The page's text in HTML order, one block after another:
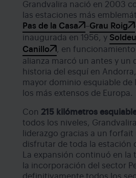
Grandvalira nació en 2003
las estaciones más
Pas de la Casa
–Grau Roig
inaugurada en 1956, y Soldeu
Canillo
, en funcionamiento
alianza marcó un antes y un
historia del esquí en
mayor dominio esquiable de
los más extensos de Europa.
Con 215 kilómetros
todos los niveles,
liderazgo gracias a un
disfrutar de toda la estación
La expansión continuó en la
la incorporación del sector